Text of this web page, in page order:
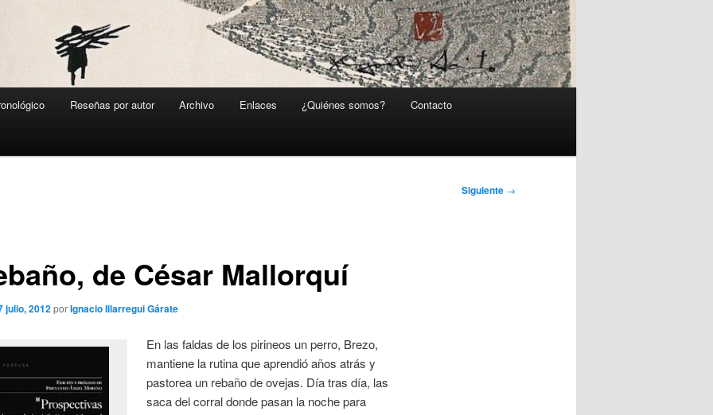
Reseñas por autor Archivo Enlaces ¿Quiénes somos? Contacto
Siguiente →
de César Mallorquí
julio, 2012porIgnacio Illarregui Gárate
En las faldas de los pirineos un perro, Brezo,
mantiene la rutina que aprendió años atrás y
pastorea un rebaño de ovejas. Día tras día, las
saca del corral donde pasan la noche para